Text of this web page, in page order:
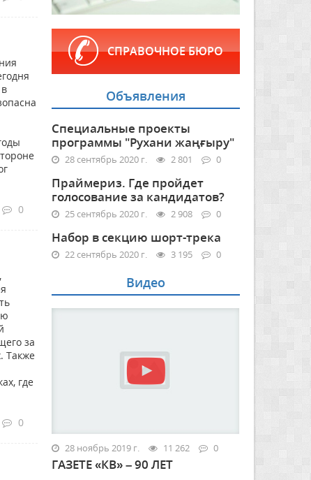
0
за
Также
где
0
СПРАВОЧНОЕ БЮРО
Объявления
Специальные проекты
программы "Рухани жаңғыру"
28 сентябрь 2020 г. 2 801 0
Праймериз. Где пройдет
голосование за кандидатов?
25 сентябрь 2020 г. 2 908 0
Набор в секцию шорт-трека
22 сентябрь 2020 г. 3 195 0
Видео
28 ноябрь 2019 г. 11 262 0
ГАЗЕТЕ «КВ» – 90 ЛЕТ